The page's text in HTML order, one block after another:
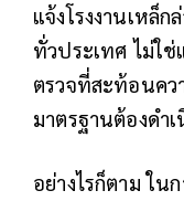
แจ้งโรงงานเหล็
ทั่วประเทศ ไม่ใ
ตรวจที่สะท้อนคว
มาตรฐานต้องดำ
อย่างไรก็ตาม ใน